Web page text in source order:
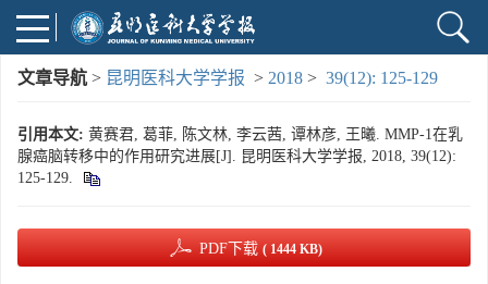
文章导航 > 昆明医科大学学报 > 2018 > 39(12): 125-129
引用本文: 黄赛君, 葛菲, 陈文林, 李云茜, 谭林彦, 王曦. MMP-1在乳
腺癌脑转移中的作用研究进展[J]. 昆明医科大学学报, 2018, 39(12):
125-129.
PDF下载 ( 1444 KB)